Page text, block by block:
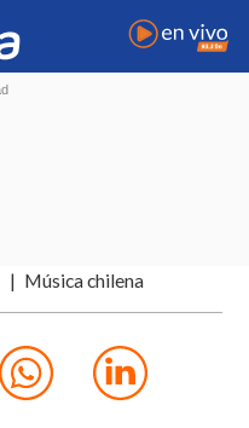
Música chilena